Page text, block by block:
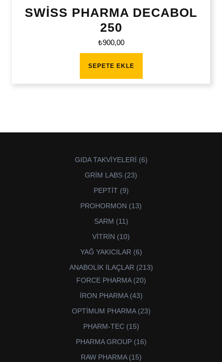
SWİSS PHARMA DECABOL
250
₺900,00
SEPETE EKLE
GIDA TAKVİYELERİ 66
GRİM LABS 2323
PEPTİT 99
PROHORMON 1313
SARM 1111
VİTRİN 1010
YAĞ YAKICILAR 66
ANABOLİK İLAÇLAR 213213
FORCE PHARMA 2020
İRON PHARMA 4343
OPTİMUM PHARMA 2323
PHARM-TEC 1515
PHARMA GROUP 1616
RAW PHARMA 1515